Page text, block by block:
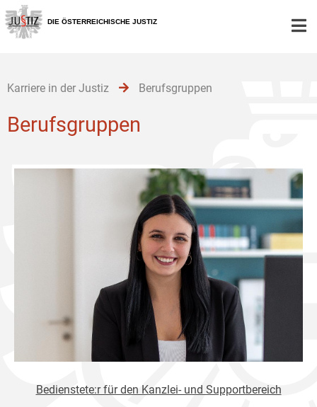
Zur
Hauptnavigation
[1]
Zum
Inhalt
[2]
Zum
Untermenü
[3]
DIE ÖSTERREICHISCHE JUSTIZ
Karriere in der Justiz Berufsgruppen
Berufsgruppen
Bedienstete:r für den Kanzlei- und Supportbereich